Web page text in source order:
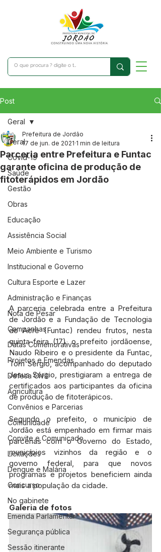
Post
Geral
Covid-19
Saúde
Gestão
Obras
Educação
Assistência Social
Meio Ambiente e Turismo
Institucional e Governo
Cultura Esporte e Lazer
Administração e Finanças
Nota de Pesar
Campanhas
Datas Comemorativas
Projetos e Emendas
Defesa Civil
Agricultura
Convênios e Parcerias
Comunidade
Convite e Comunicado
Licitações
Dengue e Malária
Concurso
No gabinete
Emenda Parlamentar
Segurança pública
Sessão itinerante
Geral
Parceria entre Prefeitura e Funtac
garante oficina de produção de
fitoterápidos em Jordão
Prefeitura de Jordão
17 de jun. de 2021 1 min de leitura
A parceria celebrada entre a Prefeitura
de Jordão e a Fundação de Tecnologia
do Acre (Funtac) rendeu frutos, nesta
quinta-feira (17), o prefeito jordãoense,
Naudo Ribeiro e o presidente da Funtac,
Tom Sérgio, acompanhado do deputado
Jesus Sérgio, prestigiaram a entrega de
certificados aos participantes da oficina
de produção de fitoterápicos.
Segundo o prefeito, o município de
Jordão está empenhado em firmar mais
parcerias com o Governo do Estado,
municípios vizinhos da região e o
governo federal, para que novos
programas e projetos beneficiem ainda
mais a população da cidade.
Galeria de fotos